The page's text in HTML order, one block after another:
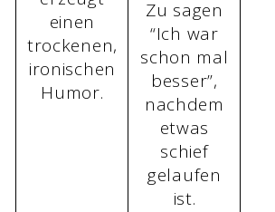
einen
trockenen,
ironischen
Humor.
Zu sagen
“Ich war
schon mal
besser”,
nachdem
etwas
schief
gelaufen
ist.